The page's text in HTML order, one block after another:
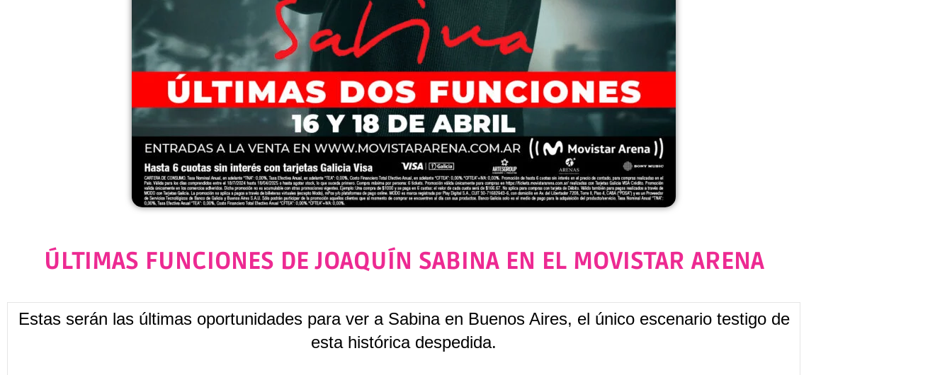
ÚLTIMAS FUNCIONES DE JOAQUÍN SABINA EN EL MOVISTAR ARENA
Estas serán las últimas oportunidades para ver a Sabina en Buenos Aires, el único escenario testigo de
esta histórica despedida.